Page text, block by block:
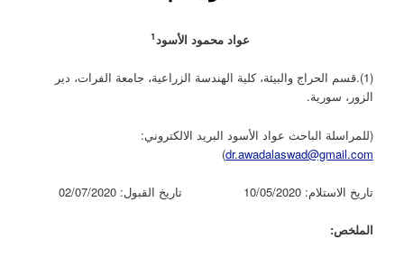
عواد محمود الأسود1
(1).قسم الحراج والبيئة، كلية الهندسة الزراعية، جامعة الفرات، دير
الزور، سورية.
(للمراسلة الباحث عواد الأسود البريد الالكتروني:
dr.awadalaswad@gmail.com
)
تاريخ الاستلام: 10/05/2020 تاريخ القبول: 02/07/2020
الملخص: